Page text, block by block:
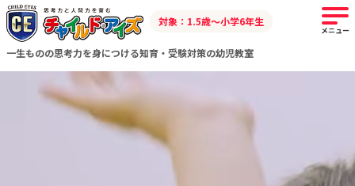
一生ものの思考力を身につける知育・受験対策の幼児教室
対象：1.5歳～小学6年生
メニュー